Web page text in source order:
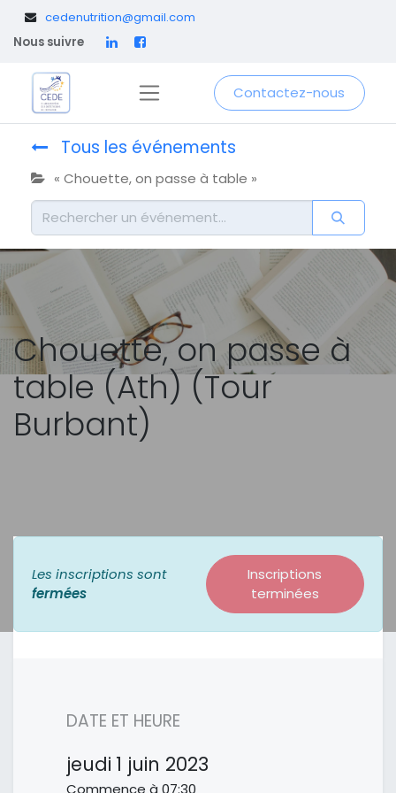
cedenutrition@gmail.com
Nous suivre
Contactez-nous
Tous les événements
« Chouette, on passe à table »
Chouette, on passe à
table (Ath) (Tour
Burbant)
Les inscriptions sont
fermées
Inscriptions
terminées
DATE ET HEURE
jeudi 1 juin 2023
Commence à 07:30